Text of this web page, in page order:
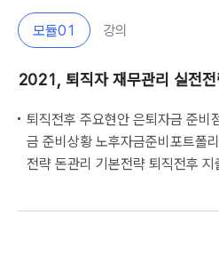
모듈01 강의
2021, 퇴직자 재무관리 실전
퇴직전후 주요현안 은퇴자금 준비
금 준비상황 노후자금준비포트폴
전략 돈관리 기본전략 퇴직전후 지출/수입관리 앙코르커리어